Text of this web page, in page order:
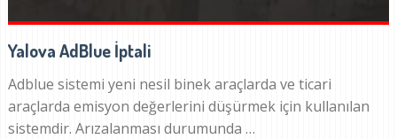
Yalova AdBlue İptali
Adblue sistemi yeni nesil binek araçlarda ve ticari
araçlarda emisyon değerlerini düşürmek için kullanılan
sistemdir. Arızalanması durumunda …